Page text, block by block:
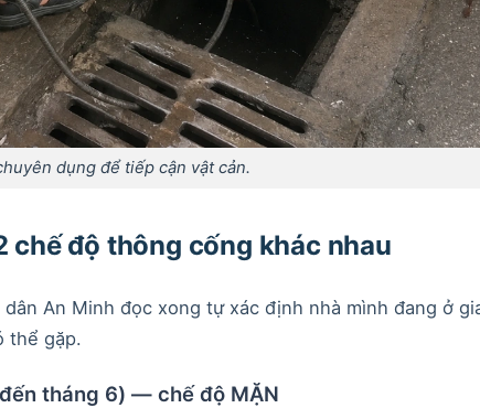
dụng để tiếp cận vật cản.
chế độ thông cống khác nhau
An Minh đọc xong tự xác định nhà mình đang ở
thể gặp.
tháng 6) — chế độ MẶN